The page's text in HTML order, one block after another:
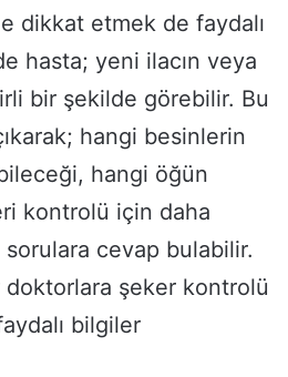
dikkat etmek de faydalı
hasta; yeni ilacın veya
bir şekilde görebilir. Bu
hangi besinlerin
hangi öğün
kontrolü için daha
cevap bulabilir.
doktorlara şeker kontrolü
bilgiler